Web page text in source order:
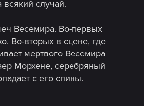
всякий случай.
Весемира. Во-первых
Во-вторых в сцене, где
мертвого Весемира
Морхене, серебряный
с его спины.